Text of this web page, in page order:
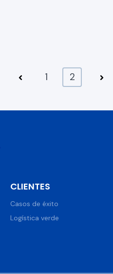
1 2
CLIENTES
Casos de éxito
Logística verde